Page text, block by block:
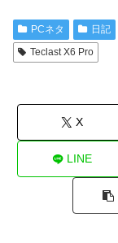
PCネタ 日記
Teclast X6 Pro
X
LINE